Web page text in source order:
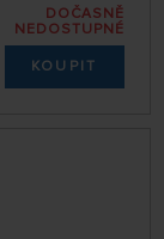
DOČASNĚ
NEDOSTUPNÉ
KOUPIT